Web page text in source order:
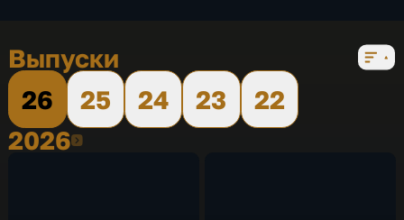
Выпуски
26
25 24 23
22
20262026